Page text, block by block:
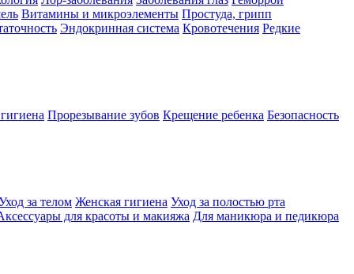
Витамины и микроэлементы Простуда, грипп
Эндокринная система Кровотечения Редкие
Прорезывание зубов Крещение ребенка Безопасность
за телом Женская гигиена Уход за полостью рта
для красоты и макияжа Для маникюра и педикюра